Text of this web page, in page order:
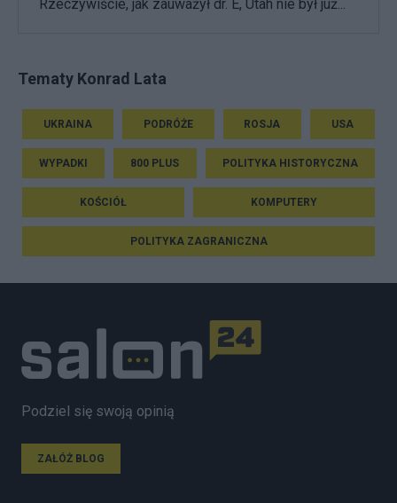
Rzeczywiście, jak zauważył dr. E, Utah nie był już...
Tematy Konrad Lata
UKRAINA PODRÓŻE ROSJA USA
WYPADKI 800 PLUS POLITYKA HISTORYCZNA
KOŚCIÓŁ KOMPUTERY
POLITYKA ZAGRANICZNA
Podziel się swoją opinią
ZAŁÓŻ BLOG